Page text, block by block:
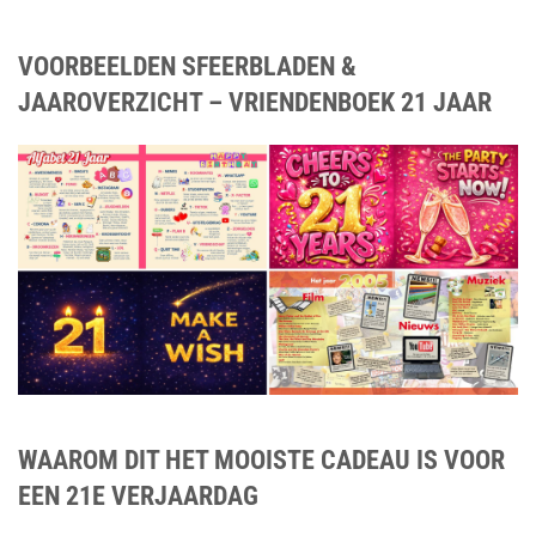
VOORBEELDEN SFEERBLADEN &
JAAROVERZICHT – VRIENDENBOEK 21 JAAR
WAAROM DIT HET MOOISTE CADEAU IS VOOR
EEN 21E VERJAARDAG